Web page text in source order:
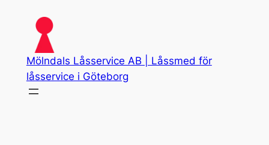
content
Mölndals Låsservice AB | Låssmed för
låsservice i Göteborg